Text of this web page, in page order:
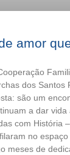
amor
dos Santos
são um
a dar vida
com História
no
meses de